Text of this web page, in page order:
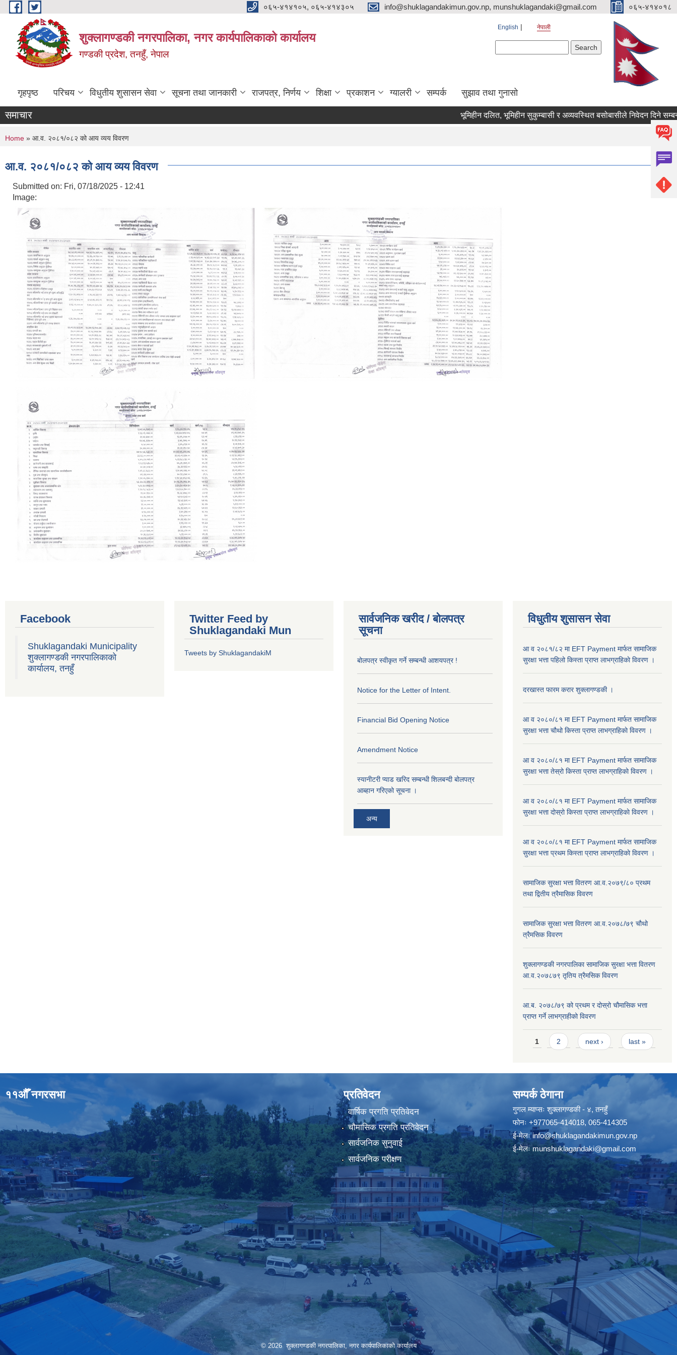
Skip to main content ०६५-४१४१०५, ०६५-४१४३०५ info@shuklagandakimun.gov.np, munshuklagandaki@gmail.com ०६५-४१४०१८
शुक्लागण्डकी नगरपालिका, नगर कार्यपालिकाको कार्यालय
गण्डकी प्रदेश, तनहुँ, नेपाल
English नेपाली
गृहपृष्ठ परिचय विधुतीय शुसासन सेवा सूचना तथा जानकारी राजपत्र, निर्णय शिक्षा प्रकाशन ग्यालरी सम्पर्क सुझाव तथा गुनासो
समाचार भूमिहीन दलित, भूमिहीन सुकुम्बासी र अव्यवस्थित बसोबासीले निवेदन दिने सम्बन्धी २१
You are here
Home » आ.व. २०८१/०८२ को आय व्यय विवरण
आ.व. २०८१/०८२ को आय व्यय विवरण
Submitted on: Fri, 07/18/2025 - 12:41
Image:
Facebook
Shuklagandaki Municipality
शुक्लागण्डकी नगरपालिकाको
कार्यालय, तनहुँ
Twitter Feed by
Shuklagandaki Mun
Tweets by ShuklagandakiM
सार्वजनिक खरीद / बोलपत्र
सूचना
बोलपत्र स्वीकृत गर्ने सम्बन्धी आशयपत्र !
Notice for the Letter of Intent.
Financial Bid Opening Notice
Amendment Notice
स्यानीटरी प्याड खरिद सम्बन्धी शिलबन्दी बोलपत्र
आब्हान गरिएको सूचना ।
अन्य
विधुतीय शुसासन सेवा
आ व २०८१/८२ मा EFT Payment मार्फत सामाजिक
सुरक्षा भत्ता पहिलो किस्ता प्राप्त लाभग्राहिकाे विवरण ।
दरखास्त फारम करार शुक्लागण्डकी ।
आ व २०८०/८१ मा EFT Payment मार्फत सामाजिक
सुरक्षा भत्ता चौथो किस्ता प्राप्त लाभग्राहिकाे विवरण ।
आ व २०८०/८१ मा EFT Payment मार्फत सामाजिक
सुरक्षा भत्ता तेस्रो किस्ता प्राप्त लाभग्राहिकाे विवरण ।
आ व २०८०/८१ मा EFT Payment मार्फत सामाजिक
सुरक्षा भत्ता दोस्रो किस्ता प्राप्त लाभग्राहिकाे विवरण ।
आ व २०८०/८१ मा EFT Payment मार्फत सामाजिक
सुरक्षा भत्ता प्रथम किस्ता प्राप्त लाभग्राहिकाे विवरण ।
सामाजिक सुरक्षा भत्ता वितरण आ.व.२०७९/८० प्रथम
तथा द्वितीय त्रैमासिक विवरण
सामाजिक सुरक्षा भत्ता वितरण आ.व.२०७८/७९ चौथो
त्रैमसिक विवरण
शुक्लागण्डकी नगरपालिका सामाजिक सुरक्षा भत्ता वितरण
आ.व.२०७८७९ तृतिय त्रैमसिक विवरण
आ.ब. २०७८/७९ को प्रथम र दोस्रो चौमासिक भत्ता
प्राप्त गर्ने लाभग्राहीको विवरण
Pages
1 2 next › last »
११औँ नगरसभा प्रतिवेदन
वार्षिक प्रगति प्रतिवेदन
चौमासिक प्रगति प्रतिवेदन
सार्वजनिक सुनुवाई
सार्वजनिक परीक्षण
सम्पर्क ठेगाना
गुगल म्याप्सःशुक्लागण्डकी - ४, तनहुँ
फोनः +977065-414018, 065-414305
ई-मेलःinfo@shuklagandakimun.gov.np
ई-मेलःmunshuklagandaki@gmail.com
© 2026 शुक्लागण्डकी नगरपालिका, नगर कार्यपालिकाको कार्यालय